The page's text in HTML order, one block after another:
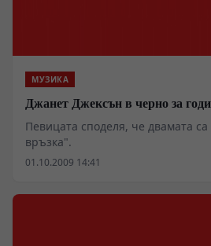
МУЗИКА
Джанет Джексън в черно за
Певицата споделя, че двамата
връзка".
01.10.2009 14:41